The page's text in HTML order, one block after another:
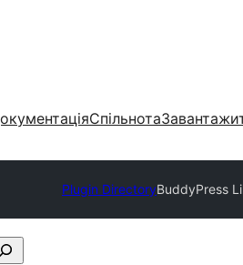
Спільнота
Plugin DirectoryBuddyPress